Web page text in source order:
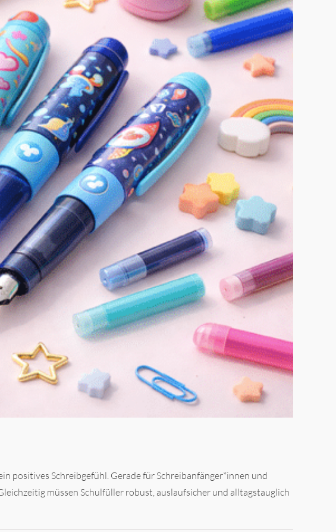
positives Schreibgefühl. Gerade für Schreibanfänger*innen und
müssen Schulfüller robust, auslaufsicher und alltagstauglich